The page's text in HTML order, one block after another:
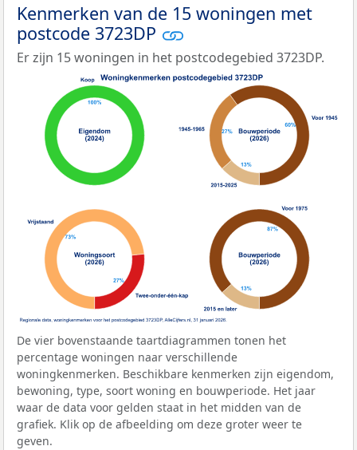
Kenmerken van de 15 woningen met
postcode 3723DP
Er zijn 15 woningen in het postcodegebied 3723DP.
De vier bovenstaande taartdiagrammen tonen het
percentage woningen naar verschillende
woningkenmerken. Beschikbare kenmerken zijn eigendom,
bewoning, type, soort woning en bouwperiode. Het jaar
waar de data voor gelden staat in het midden van de
grafiek. Klik op de afbeelding om deze groter weer te
geven.